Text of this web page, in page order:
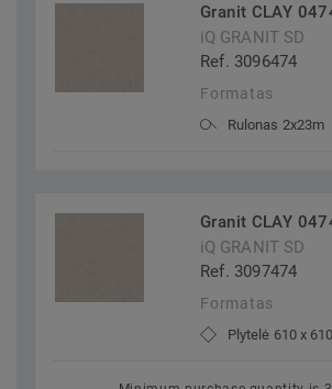
Granit CLAY
iQ GRANIT SD
Ref. 3096474
Formatas
Rulonas 2x23m
Granit CLAY
iQ GRANIT SD
Ref. 3097474
Formatas
Plytelė 610 x